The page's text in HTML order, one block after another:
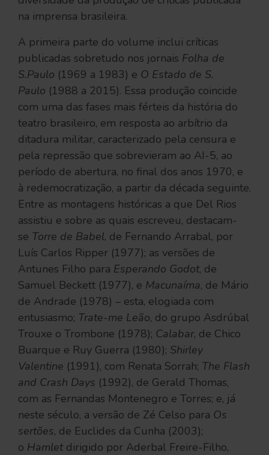
na imprensa brasileira.
A primeira parte do volume inclui críticas
publicadas sobretudo nos jornais Folha de
S.Paulo (1969 a 1983) e O Estado de S.
Paulo (1988 a 2015). Essa produção coincide
com uma das fases mais férteis da história do
teatro brasileiro, em resposta ao arbítrio da
ditadura militar, caracterizado pela censura e
pela repressão que sobrevieram ao AI-5, ao
período de abertura, no final dos anos 1970, e
à redemocratização, a partir da década seguinte.
Entre as montagens históricas a que Del Rios
assistiu e sobre as quais escreveu, destacam-
se Torre de Babel, de Fernando Arrabal, por
Luís Carlos Ripper (1977); as versões de
Antunes Filho para Esperando Godot, de
Samuel Beckett (1977), e Macunaíma, de Mário
de Andrade (1978) – esta, elogiada com
entusiasmo; Trate-me Leão, do grupo Asdrúbal
Trouxe o Trombone (1978); Calabar, de Chico
Buarque e Ruy Guerra (1980); Shirley
Valentine (1991), com Renata Sorrah; The Flash
and Crash Days (1992), de Gerald Thomas,
com as Fernandas Montenegro e Torres; e, já
neste século, a versão de Zé Celso para Os
sertões, de Euclides da Cunha (2003);
o Hamletdirigido por Aderbal Freire-Filho,